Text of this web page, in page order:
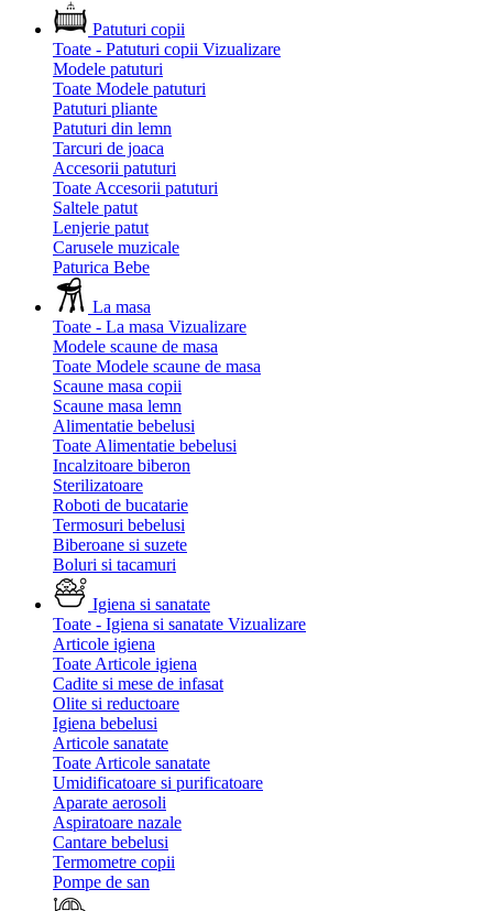
Patuturi copii
Toate - Patuturi copii Vizualizare
Modele patuturi
Toate Modele patuturi
Patuturi pliante
Patuturi din lemn
Tarcuri de joaca
Accesorii patuturi
Toate Accesorii patuturi
Saltele patut
Lenjerie patut
Carusele muzicale
Paturica Bebe
La masa
Toate - La masa Vizualizare
Modele scaune de masa
Toate Modele scaune de masa
Scaune masa copii
Scaune masa lemn
Alimentatie bebelusi
Toate Alimentatie bebelusi
Incalzitoare biberon
Sterilizatoare
Roboti de bucatarie
Termosuri bebelusi
Biberoane si suzete
Boluri si tacamuri
Igiena si sanatate
Toate - Igiena si sanatate Vizualizare
Articole igiena
Toate Articole igiena
Cadite si mese de infasat
Olite si reductoare
Igiena bebelusi
Articole sanatate
Toate Articole sanatate
Umidificatoare si purificatoare
Aparate aerosoli
Aspiratoare nazale
Cantare bebelusi
Termometre copii
Pompe de san